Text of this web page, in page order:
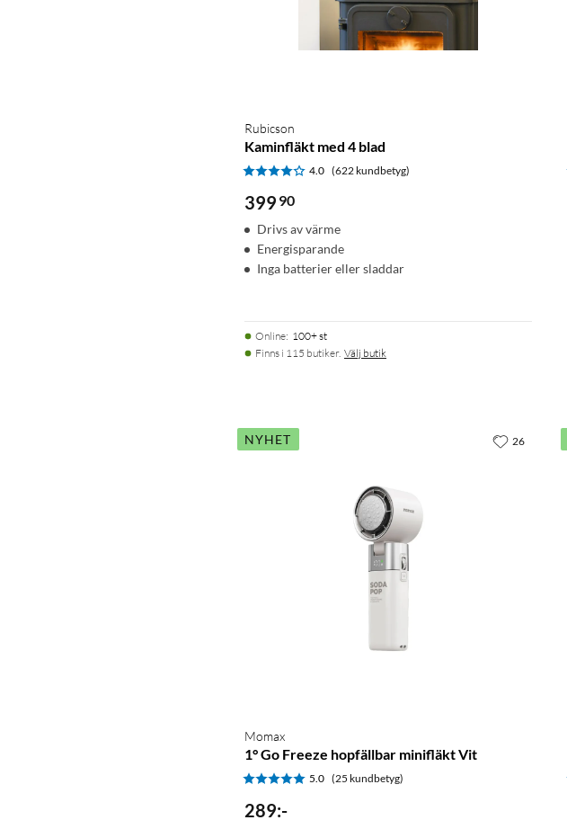
Rubicson
Kaminfläkt med 4 blad
4.0 (622 kundbetyg)
399 90
Drivs av värme
Energisparande
Inga batterier eller sladdar
Online: 100+ st
Finns i 115 butiker. Välj butik
NYHET
Momax
1° Go Freeze hopfällbar minifläkt Vit
5.0 (25 kundbetyg)
289:-
26